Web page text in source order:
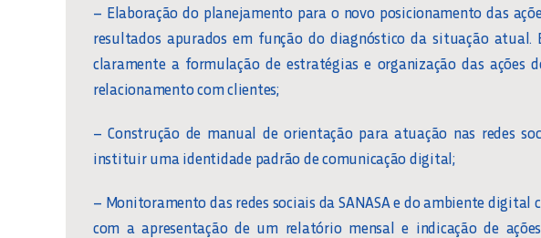
– Elaboração do planejamento para o novo posicionamento das
resultados apurados em função do diagnóstico da situação atual.
claramente a formulação de estratégias e organização das ações
relacionamento com clientes;
– Construção de manual de orientação para atuação nas redes
instituir uma identidade padrão de comunicação digital;
– Monitoramento das redes sociais da SANASA e do ambiente digital
com a apresentação de um relatório mensal e indicação de